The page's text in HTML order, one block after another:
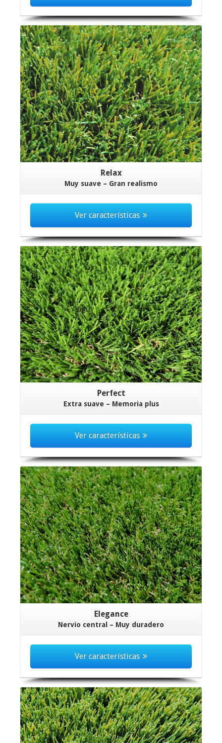
Relax
Muy suave – Gran realismo
Ver características
Perfect
Extra suave – Memoria plus
Ver características
Elegance
Nervio central – Muy duradero
Ver características